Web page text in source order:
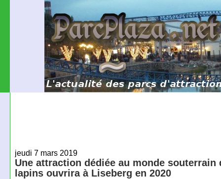
jeudi 7 mars 2019
Une attraction dédiée au monde souterrain
lapins ouvrira à Liseberg en 2020